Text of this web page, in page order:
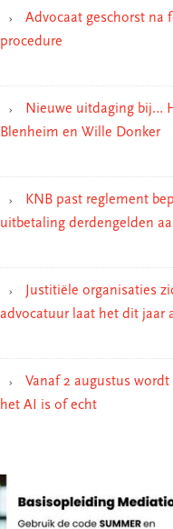
Advocaat geschorst na
procedure
Nieuwe uitdaging bij…
Blenheim en Wille Donker
KNB past reglement
uitbetaling derdengelden
Justitiële organisaties
advocatuur laat het dit jaar
Vanaf 2 augustus
het AI is of echt